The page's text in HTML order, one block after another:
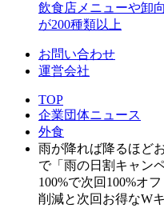
飲食店メニューや卸
が200種類以上
お問い合わせ
運営会社
TOP
企業団体ニュース
外食
雨が降れば降るほど
で「雨の日割キャン
100%で次回100%オ
削減と次回お得なW